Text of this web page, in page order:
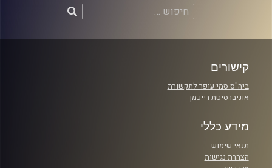
חיפוש:
קישורים
ביה"ס סמי עופר לתקשורת
אוניברסיטת רייכמן
מידע כללי
תנאי שימוש
הצהרת נגישות